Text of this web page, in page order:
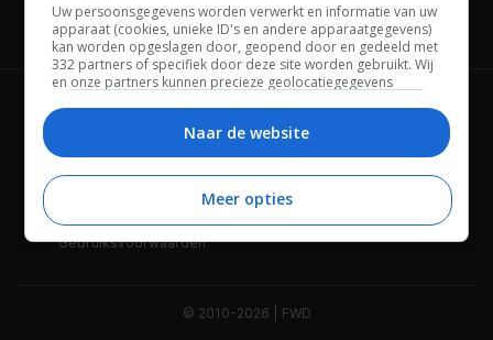
Channels
Wie is FWD Privacybeleid
Adverteren Contact
Gebruiksvoorwaarden
© 2010-2026 | FWD
Uw persoonsgegevens worden verwerkt en informatie van uw
apparaat (cookies, unieke ID's en andere apparaatgegevens)
kan worden opgeslagen door, geopend door en gedeeld met
332 partners of specifiek door deze site worden gebruikt. Wij
en onze partners kunnen precieze geolocatiegegevens
Bepaalde leveranciers kunnen uw persoonsgegevens
beheren. Zoek onderaan deze pagina of in het sitemenu naar
een link om uw toestemming te beheren of in te trekken via de
privacy- en cookie-instellingen.
Naar de website
Meer opties